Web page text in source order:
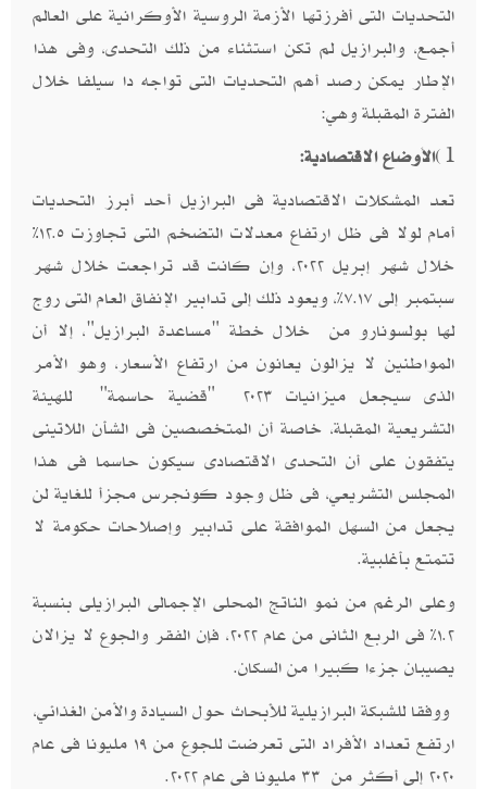
التحديات التى أفرزتها الأزمة الروسية الأوكرانية على العالم
أجمع، والبرازيل لم تكن استثناء من ذلك التحدى، وفى هذا
الإطار يمكن رصد أهم التحديات التى تواجه دا سيلفا خلال
الفترة المقبلة وهي:
1) الأوضاع الاقتصادية:
تعد المشكلات الاقتصادية فى البرازيل أحد أبرز التحديات
أمام لولا فى ظل ارتفاع معدلات التضخم التى تجاوزت ١٢.٥٪
خلال شهر إبريل ٢٠٢٢، وإن كانت قد تراجعت خلال شهر
سبتمبر إلى ٧.١٧٪، ويعود ذلك إلى تدابير الإنفاق العام التى روج
لها بولسونارو من خلال خطة "مساعدة البرازيل"، إلا أن
المواطنين لا يزالون يعانون من ارتفاع الأسعار، وهو الأمر
الذى سيجعل ميزانيات ٢٠٢٣ "قضية حاسمة" للهيئة
التشريعية المقبلة، خاصة أن المتخصصين فى الشأن اللاتينى
يتفقون على أن التحدى الاقتصادى سيكون حاسما فى هذا
المجلس التشريعي، فى ظل وجود كونجرس مجزأ للغاية لن
يجعل من السهل الموافقة على تدابير وإصلاحات حكومة لا
تتمتع بأغلبية.
وعلى الرغم من نمو الناتج المحلى الإجمالى البرازيلى بنسبة
١.٢٪ فى الربع الثانى من عام ٢٠٢٢، فإن الفقر والجوع لا يزالان
يصيبان جزءا كبيرا من السكان.
ووفقا للشبكة البرازيلية للأبحاث حول السيادة والأمن الغذائي،
ارتفع تعداد الأفراد التى تعرضت للجوع من ١٩ مليونا فى عام
٢٠٢٠ إلى أكثر من ٣٣ مليونا فى عام ٢٠٢٢.